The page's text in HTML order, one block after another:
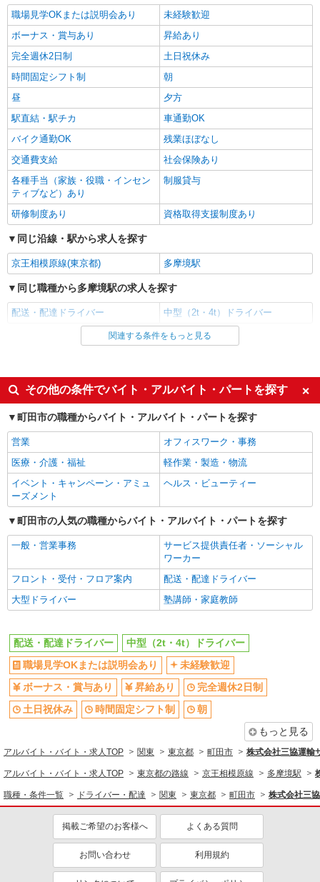
■19歳以下の方／月給20万8,700円〜 ※初任給は入
職（入社）時の年齢によって異なります ※別途、
時間外手当あり（1分ごとに支給） 年収例 545万
円／35歳 リーダー職・子ども2人／月給295,700円
450万円／35歳 担当職・子ども2人／月給247,100
円 405万円／25歳 担当職／月給237,700円 ※各種
手当・賞与別途支給 平均残業時間 月20時間
コープデリ 町田センター（東京都町田市小山
ｹ丘3-5-2） ※配属先は、入職時期や各センターの
人員状況を踏まえ本人の希望を考慮した上で、募
集場所を含む自宅から通勤可能な範囲のセンター
から決定します。
詳細を見る
正社員
株式会社オビタス 相模原支店
2tトラック／住宅資材の配送ドライバー（日勤
のみ）
月給300,000円〜350,000円（配送業務経験３
年以上の方） ※給与幅は経験・能力による ※固定
残業手当64,000円、35時間相当分含む。 時間外手
当は時間外労働の有無にかかわらず35時間相当分
（要相談）
〒195-0063 東京都町田市野津田町５７５－７
詳細を見る
職場見学OKまたは説明会あり
未経験歓迎
ボーナス・賞与あり
昇給あり
完全週休2日制
土日祝休み
時間固定シフト制
朝
昼
夕方
駅直結・駅チカ
車通勤OK
バイク通勤OK
残業ほぼなし
交通費支給
社会保険あり
各種手当（家族・役職・インセン
ティブなど）あり
制服貸与
研修制度あり 資格取得支援制度あり
同じ沿線・駅から求人を探す
京王相模原線(東京都) 多摩境駅
同じ職種から多摩境駅の求人を探す
配送・配達ドライバー 中型（2t・4t）ドライバー
同じ雇用形態から多摩境駅の求人を探す
同じ特徴から多摩境駅の求人を探す
職場見学OKまたは説明会あり
未経験歓迎
ボーナス・賞与あり
昇給あり
完全週休2日制
土日祝休み
時間固定シフト制
朝
昼
駅直結・駅チカ
車通勤OK
バイク通勤OK
残業ほぼなし
社会保険あり
各種手当（家族・役職・インセン
ティブなど）あり
制服貸与
研修制度あり 資格取得支援制度あり
同じ職種から求人を探す
ドライバー・配達
配送・配達ドライバー
同じ特徴から求人を探す
土日祝休み
車通勤OK
交通費支給
社会保険あり
関連する条件をもっと見る
その他の条件でバイト・アルバイト・パートを探す
町田市の職種からバイト・アルバイト・パートを探す
営業
オフィスワーク・事務
医療・介護・福祉
軽作業・製造・物流
イベント・キャンペーン・アミュ
ーズメント
ヘルス・ビューティー
町田市の人気の職種からバイト・アルバイト・パートを探す
一般・営業事務
サービス提供責任者・ソーシャル
ワーカー
フロント・受付・フロア案内
配送・配達ドライバー
大型ドライバー
塾講師・家庭教師
配送・配達ドライバー
中型（2t・4t）ドライバー
職場見学OKまたは説明会あり
未経験歓迎
ボーナス・賞与あり
昇給あり
完全週休2日制
土日祝休み
時間固定シフト制
朝
もっと見る
アルバイト・バイト・求人TOP 関東 東京都 町田市 株式会社三協運輸
アルバイト・バイト・求人TOP 東京都の路線 京王相模原線 多摩境駅
職種・条件一覧 ドライバー・配達 関東 東京都 町田市 株式会社三
掲載ご希望のお客様へ よくある質問
お問い合わせ 利用規約